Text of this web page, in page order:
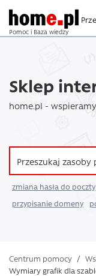
Pomoc i Baza wiedzy
Sklep
home.pl -
zmiana hasła do poczty
przypisanie domeny
Centrum pomocy /
Wymiary grafik dla